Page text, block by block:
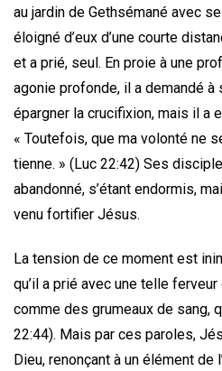
au jardin de Gethsémané avec
éloigné d’eux d’une courte
et a prié, seul. En proie à une
agonie profonde, il a demandé
épargner la crucifixion, mais il a
« Toutefois, que ma volonté ne
tienne. » (Luc 22:42) Ses
abandonné, s’étant endormis,
venu fortifier Jésus.
La tension de ce moment est
qu’il a prié avec une telle
comme des grumeaux de sang,
22:44). Mais par ces paroles,
Dieu, renonçant à un élément de